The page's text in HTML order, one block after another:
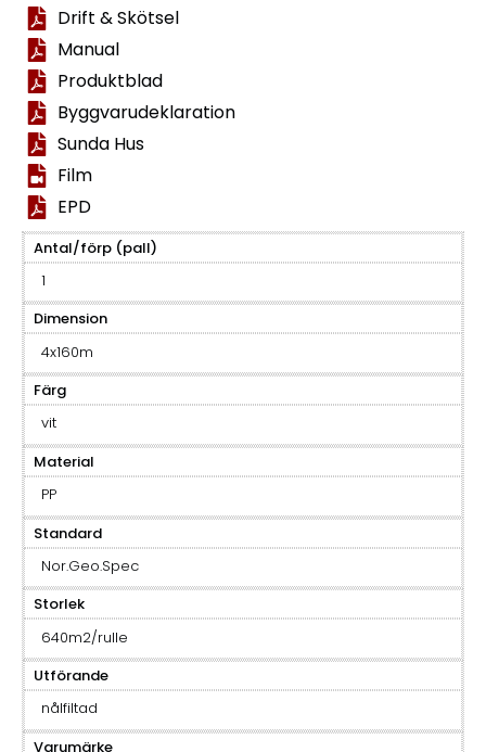
Drift & Skötsel
Manual
Produktblad
Byggvarudeklaration
Sunda Hus
Film
EPD
Antal/förp (pall)
1
Dimension
4x160m
Färg
vit
Material
PP
Standard
Nor.Geo.Spec
Storlek
640m2/rulle
Utförande
nålfiltad
Varumärke